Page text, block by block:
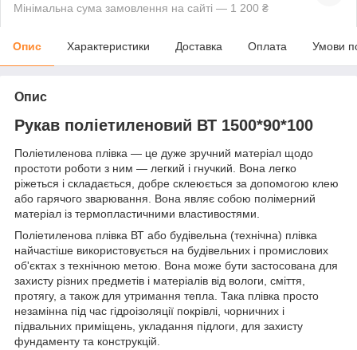
Мінімальна сума замовлення на сайті — 1 200 ₴
Опис Характеристики Доставка Оплата Умови
Опис
Рукав поліетиленовий ВТ 1500*90*100
Поліетиленова плівка — це дуже зручний матеріал щодо
простоти роботи з ним — легкий і гнучкий. Вона легко
ріжеться і складається, добре склеюється за допомогою клею
або гарячого зварювання. Вона являє собою полімерний
матеріал із термопластичними властивостями.
Поліетиленова плівка ВТ або будівельна (технічна) плівка
найчастіше використовується на будівельних і промислових
об'єктах з технічною метою. Вона може бути застосована для
захисту різних предметів і матеріалів від вологи, сміття,
протягу, а також для утримання тепла. Така плівка просто
незамінна під час гідроізоляції покрівлі, чорничних і
підвальних приміщень, укладання підлоги, для захисту
фундаменту та конструкцій.